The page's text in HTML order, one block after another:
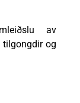
av
tilgongdir og